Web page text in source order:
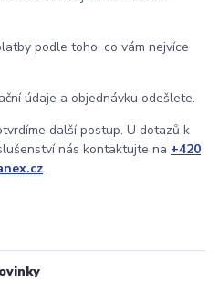
podle toho, co vám nejvíce
údaje a objednávku odešlete.
další postup. U dotazů k
nás kontaktujte na +420
.